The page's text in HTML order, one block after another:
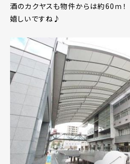
酒のカクヤスも物件からは約60ｍ！
嬉しいですね♪